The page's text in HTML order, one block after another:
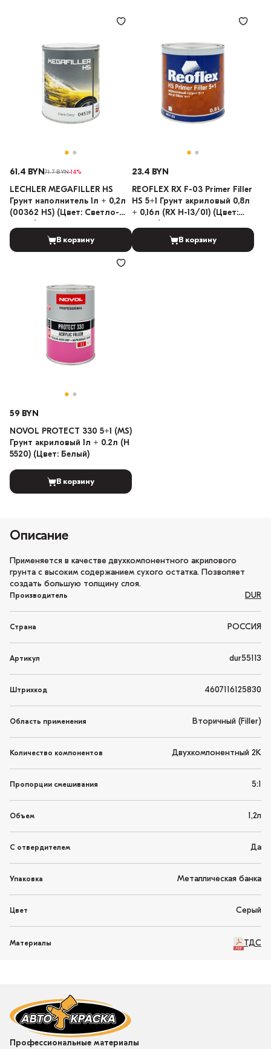
61.4 BYN71.7 BYN-14%
LECHLER MEGAFILLER HS
Грунт наполнитель 1л + 0,2л
(00362 HS) (Цвет: Светло-
В корзину
23.4 BYN
REOFLEX RX F-03 Primer Filler
HS 5+1 Грунт акриловый 0,8л
+ 0,16л (RX H-13/01) (Цвет:
В корзину
59 BYN
NOVOL PROTECT 330 5+1 (MS)
Грунт акриловый 1л + 0.2л (H
5520) (Цвет: Белый)
В корзину
Описание
Применяется в качестве двухкомпонентного акрилового
грунта с высоким содержанием сухого остатка. Позволяет
создать большую толщину слоя.
Производитель DUR
Страна РОССИЯ
Артикул dur55113
Штрихкод 4607116125830
Область применения Вторичный (Filler)
Количество компонентов Двухкомпонентный 2K
Пропорции смешивания 5:1
Объем 1,2л
С отвердителем Да
Упаковка Металлическая банка
Цвет Серый
Материалы ТДС
Профессиональные материалы